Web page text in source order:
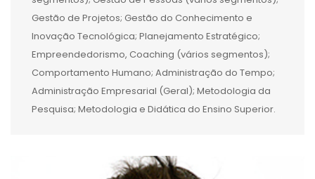
Gestão de Projetos; Gestão do Conhecimento e
Inovação Tecnológica; Planejamento Estratégico;
Empreendedorismo, Coaching (vários segmentos);
Comportamento Humano; Administração do Tempo;
Administração Empresarial (Geral); Metodologia da
Pesquisa; Metodologia e Didática do Ensino Superior.